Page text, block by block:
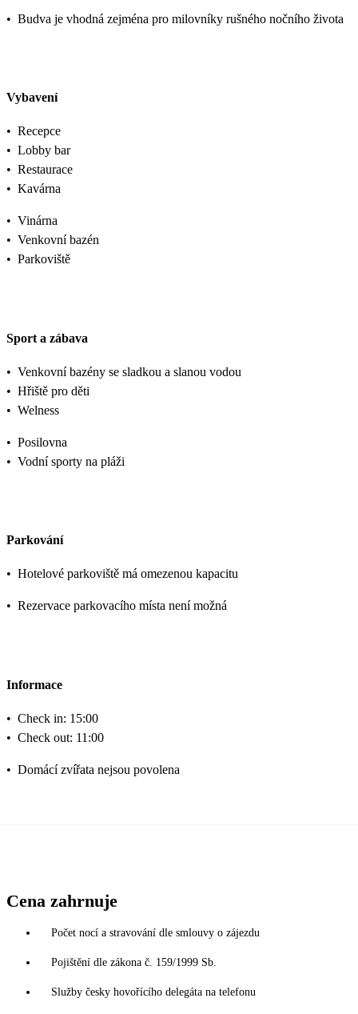
• Budva je vhodná zejména pro milovníky rušného nočního života
Vybavení
• Recepce
• Lobby bar
• Restaurace
• Kavárna
• Vinárna
• Venkovní bazén
• Parkoviště
Sport a zábava
• Venkovní bazény se sladkou a slanou vodou
• Hřiště pro děti
• Welness
• Posilovna
• Vodní sporty na pláži
Parkování
• Hotelové parkoviště má omezenou kapacitu
• Rezervace parkovacího místa není možná
Informace
• Check in: 15:00
• Check out: 11:00
• Domácí zvířata nejsou povolena
Cena zahrnuje
Počet nocí a stravování dle smlouvy o zájezdu
Pojištění dle zákona č. 159/1999 Sb.
Služby česky hovořícího delegáta na telefonu